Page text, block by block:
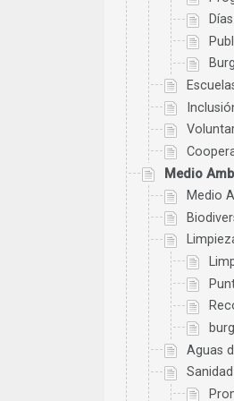
Medio
Medio
Aguas